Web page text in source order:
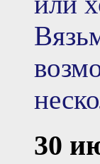
30